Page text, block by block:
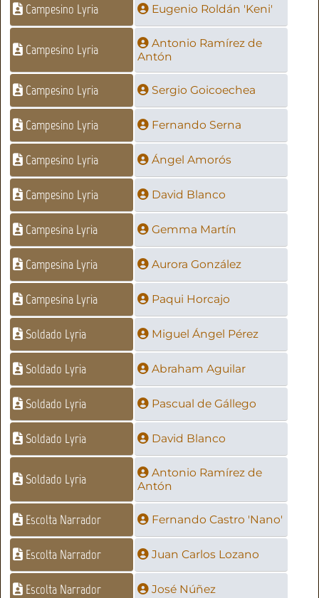
Campesino Lyria Eugenio Roldán 'Keni'
Campesino Lyria
Antonio Ramírez de
Antón
Campesino Lyria Sergio Goicoechea
Campesino Lyria Fernando Serna
Campesino Lyria Ángel Amorós
Campesino Lyria David Blanco
Campesina Lyria Gemma Martín
Campesina Lyria Aurora González
Campesina Lyria Paqui Horcajo
Soldado Lyria Miguel Ángel Pérez
Soldado Lyria Abraham Aguilar
Soldado Lyria Pascual de Gállego
Soldado Lyria David Blanco
Soldado Lyria
Antonio Ramírez de
Antón
Escolta Narrador Fernando Castro 'Nano'
Escolta Narrador Juan Carlos Lozano
Escolta Narrador José Núñez